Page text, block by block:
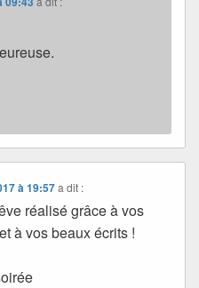
à 19:57 a dit :
réalisé grâce à vos
à vos beaux écrits !